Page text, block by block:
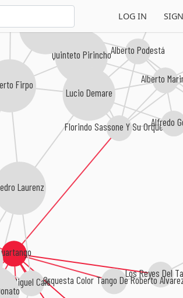
LOG IN
Quartango
Los Reyes Del
Miguel Caló
Florindo Sassone Y Su Orquesta
Orquesta Color Tango De Roberto
Quinteto Pirincho
Laurenz
Alfredo
Alberto
Alberto Podestá
Lucio Demare
Firpo
Julio De Caro